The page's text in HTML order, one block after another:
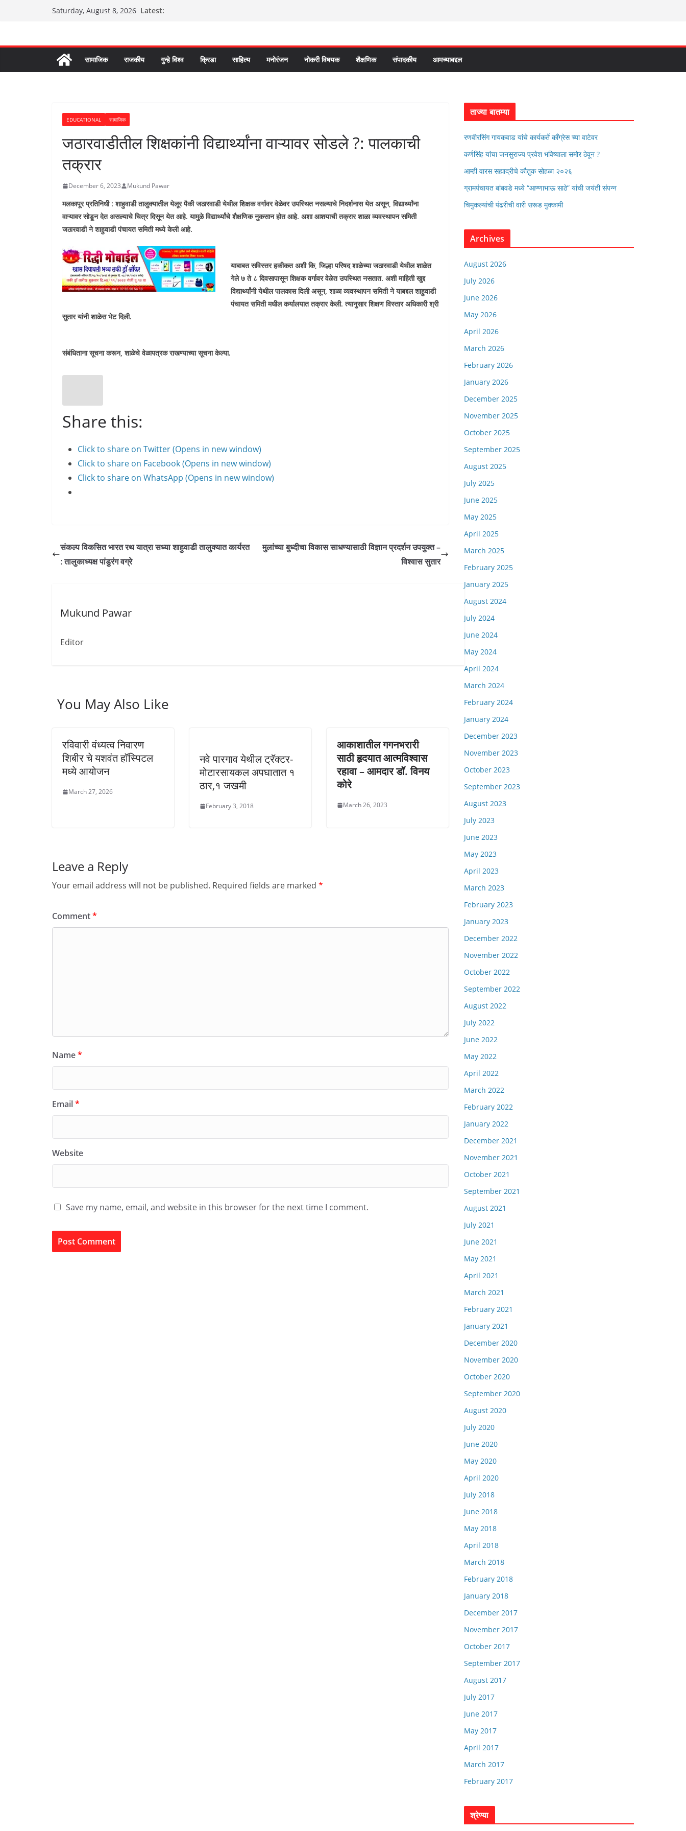
Saturday, August 8, 2026 Latest:
सामाजिक राजकीय गुन्हे विश्व क्रिडा साहित्य मनोरंजन नोकरी विषयक शैक्षणिक संपादकीय आमच्याबद्दल
EDUCATIONAL सामाजिक
जठारवाडीतील शिक्षकांनी विद्यार्थ्यांना वाऱ्यावर सोडले ?: पालकाची
तक्रार
December 6, 2023 Mukund Pawar
मलकापूर प्रतिनिधी : शाहुवाडी तालुक्यातील येलूर पैकी जठारवाडी येथील शिक्षक वर्गावर वेळेवर उपस्थित नसल्याचे निदर्शनास येत असून, विद्यार्थ्यांना
वाऱ्यावर सोडून देत असल्याचे चित्र दिसून येत आहे. यामुळे विद्यार्थ्यांचे शैक्षणिक नुकसान होत आहे. अशा आशयाची तक्रार शाळा व्यवस्थापन समिती
जठारवाडी ने शाहुवाडी पंचायत समिती मध्ये केली आहे.
याबाबत सविस्तर हकीकत अशी कि, जिल्हा परिषद शाळेच्या जठारवाडी येथील शाळेत
गेले ७ ते ८ दिवसापासून शिक्षक वर्गावर वेळेत उपस्थित नसतात. अशी माहिती खुद्द
विद्यार्थ्यांनी येथील पालकास दिली असून, शाळा व्यवस्थापन समिती ने याबद्दल शाहुवाडी
पंचायत समिती मधील कर्यालयात तक्रार केली. त्यानुसार शिक्षण विस्तार अधिकारी श्री
सुतार यांनी शाळेस भेट दिली.
संबंधिताना सूचना करून, शाळेचे वेळापत्रक राखण्याच्या सूचना केल्या.
Share this:
Click to share on Twitter (Opens in new window)
Click to share on Facebook (Opens in new window)
Click to share on WhatsApp (Opens in new window)
संकल्प विकसित भारत रथ यात्रा सध्या शाहुवाडी तालुक्यात कार्यरत
: तालुकाध्यक्ष पांडुरंग वग्रे
मुलांच्या बुध्दीचा विकास साधण्यासाठी विज्ञान प्रदर्शन उपयुक्त –
विश्वास सुतार
Mukund Pawar
Editor
You May Also Like
रविवारी वंध्यत्व निवारण
शिबीर चे यशवंत हॉस्पिटल
मध्ये आयोजन
March 27, 2026
नवे पारगाव येथील ट्रॅक्टर-
मोटारसायकल अपघातात १
ठार,१ जखमी
February 3, 2018
आकाशातील गगनभरारी
साठी हृदयात आत्मविश्वास
रहावा – आमदार डॉ. विनय
कोरे
March 26, 2023
Leave a Reply
Your email address will not be published. Required fields are marked *
Comment*
Name*
Email*
Website
Save my name, email, and website in this browser for the next time I comment.
ताज्या बातम्या
रणवीरसिंग गायकवाड यांचे कार्यकर्ते कॉंग्रेस च्या वाटेवर
कर्णसिंह यांचा जनसुराज्य प्रवेश भविष्याला समोर ठेवून ?
आम्ही वारस सह्याद्रीचे कौतुक सोहळा २०२६
ग्रामपंचायत बांबवडे मध्ये “आण्णाभाऊ साठे” यांची जयंती संपन्न
चिमुकल्यांची पंढरीची वारी सरूड मुक्कामी
Archives
August 2026
July 2026
June 2026
May 2026
April 2026
March 2026
February 2026
January 2026
December 2025
November 2025
October 2025
September 2025
August 2025
July 2025
June 2025
May 2025
April 2025
March 2025
February 2025
January 2025
August 2024
July 2024
June 2024
May 2024
April 2024
March 2024
February 2024
January 2024
December 2023
November 2023
October 2023
September 2023
August 2023
July 2023
June 2023
May 2023
April 2023
March 2023
February 2023
January 2023
December 2022
November 2022
October 2022
September 2022
August 2022
July 2022
June 2022
May 2022
April 2022
March 2022
February 2022
January 2022
December 2021
November 2021
October 2021
September 2021
August 2021
July 2021
June 2021
May 2021
April 2021
March 2021
February 2021
January 2021
December 2020
November 2020
October 2020
September 2020
August 2020
July 2020
June 2020
May 2020
April 2020
July 2018
June 2018
May 2018
April 2018
March 2018
February 2018
January 2018
December 2017
November 2017
October 2017
September 2017
August 2017
July 2017
June 2017
May 2017
April 2017
March 2017
February 2017
श्रेण्या